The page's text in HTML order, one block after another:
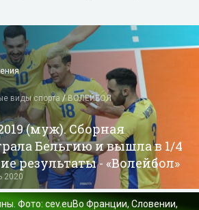
виды спорта / ВОЛЕЙБОЛ
(муж). Сборная
Бельгию и вышла в 1/4
результаты - «Волейбол»
2020
Фото: cev.euВо Франции, Словении,